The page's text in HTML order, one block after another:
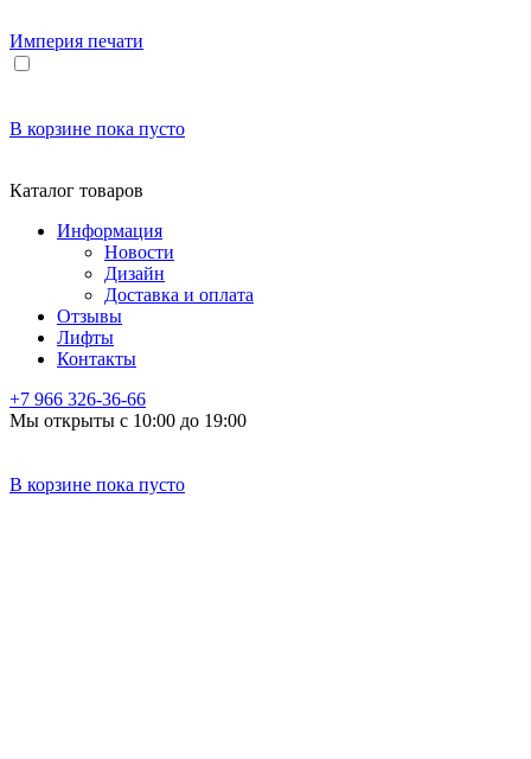
Империя печати
В корзине пока пусто
Каталог товаров
Информация
Новости
Дизайн
Доставка и оплата
Отзывы
Лифты
Контакты
+7 966 326-36-66
Мы открыты с 10:00 до 19:00
В корзине пока пусто